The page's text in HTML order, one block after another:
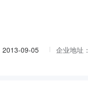
2013-09-05 企业地址：